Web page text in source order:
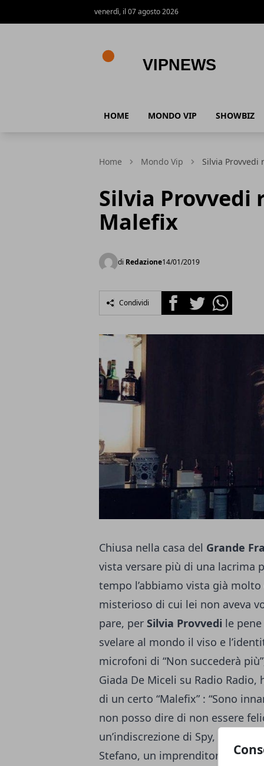
venerdì, il 07 agosto 2026
HOME MONDO VIP SHOWBIZ
Home Mondo Vip Silvia Provvedi
Silvia Provvedi
Malefix
di Redazione14/01/2019
Condividi FacebookTwitterWhatsapp
Chiusa nella casa del Grande
vista versare più di una lacrima
tempo l’abbiamo vista già
misterioso di cui lei non aveva
pare, per Silvia Provvedi le
svelare al mondo il viso e
microfoni di “Non succederà
Giada De Miceli su Radio
di un certo “Malefix” : “Sono
non posso dire di non essere
un’indiscrezione di Spy,
Stefano, un imprenditore